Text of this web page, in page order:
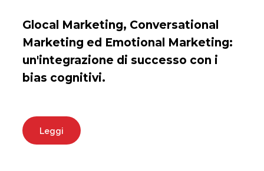
Glocal Marketing, Conversational
Marketing ed Emotional Marketing:
un'integrazione di successo con i
bias cognitivi.
Leggi